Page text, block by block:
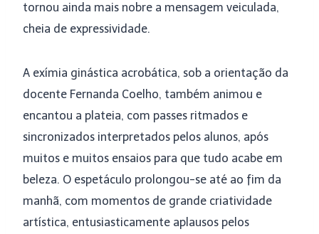
tornou ainda mais nobre a mensagem veiculada,
cheia de expressividade.
A exímia ginástica acrobática, sob a orientação da
docente Fernanda Coelho, também animou e
encantou a plateia, com passes ritmados e
sincronizados interpretados pelos alunos, após
muitos e muitos ensaios para que tudo acabe em
beleza. O espetáculo prolongou-se até ao fim da
manhã, com momentos de grande criatividade
artística, entusiasticamente aplausos pelos